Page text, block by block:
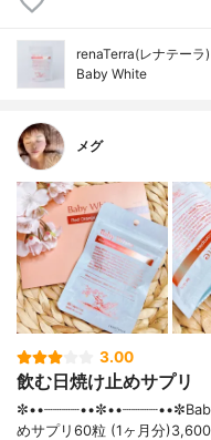
renaTerra(レナテーラ)
Baby White
メグ
3.00
飲む日焼け止めサプリ
めサプリ60粒 (1ヶ月分